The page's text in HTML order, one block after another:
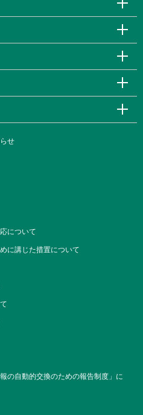
せ
について
に講じた措置について
の自動的交換のための報告制度」に